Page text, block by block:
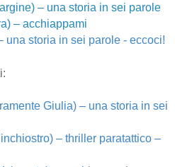
– una storia in sei parole
– acchiappami
una storia in sei parole - eccoci!
Giulia)– una storia in sei
– thriller paratattico –